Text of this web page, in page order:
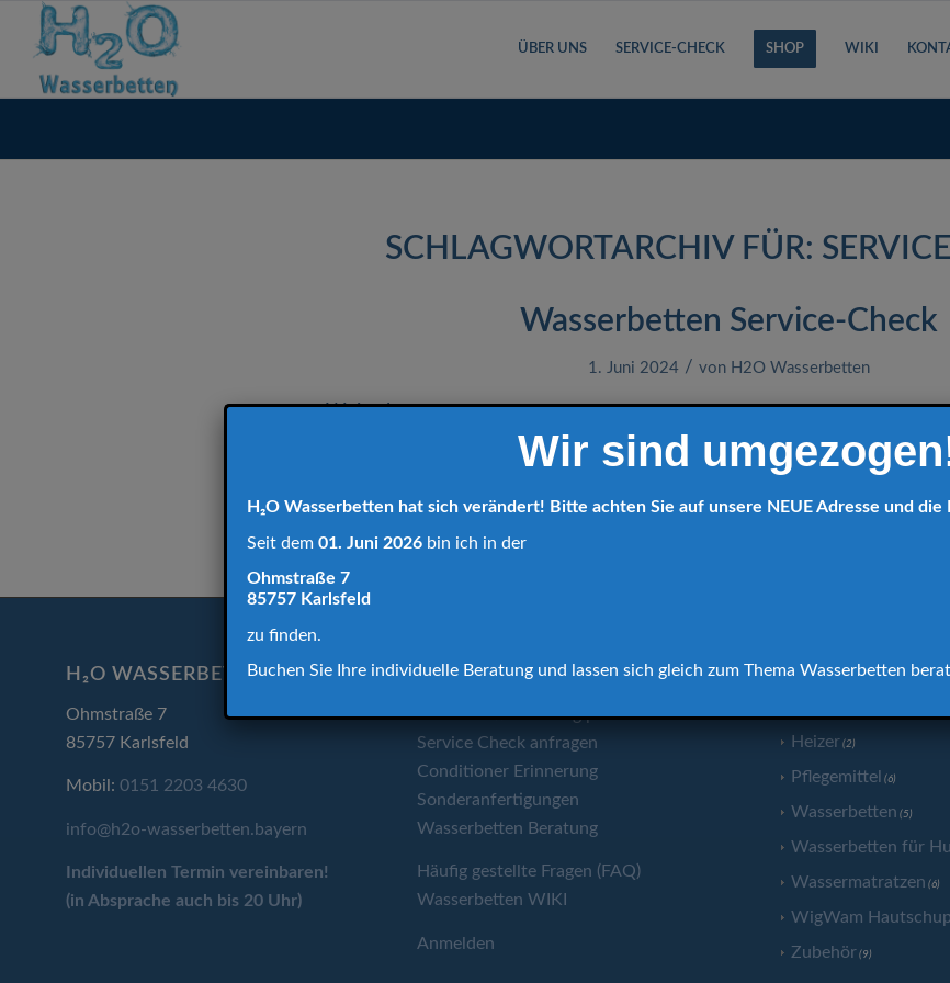
ÜBER UNS SERVICE-CHECK SHOP WIKI
SCHLAGWORTARCHIV FÜR:
Wasserbetten Service-Check
1. Juni 2024 / von H2O Wasserbetten
Weiterlesen
H₂O WASSERBETTEN
Ohmstraße 7
85757 Karlsfeld
Mobil: 0151 2203 4630
info@h2o-wasserbetten.bayern
Individuellen Termin vereinbaren!
(in Absprache auch bis 20 Uhr)
UNSER SERVICE
Wasserbetten Umzug planen
Service Check anfragen
Conditioner Erinnerung
Sonderanfertigungen
Wasserbetten Beratung
Häufig gestellte Fragen (FAQ)
Wasserbetten WIKI
Anmelden
Heizer (2)
Pflegemittel (6)
Wasserbetten (5)
Wasserbetten für
Wassermatratzen (6)
WigWam
Zubehör (9)
Wir sind
H₂O Wasserbetten hat sich verändert! Bitte achten Sie auf unsere NEUE Adresse und
Seit dem 01. Juni 2026 bin ich in der
Ohmstraße 7
85757 Karlsfeld
zu finden.
Buchen Sie Ihre individuelle Beratung und lassen sich gleich zum Thema Wasserbetten